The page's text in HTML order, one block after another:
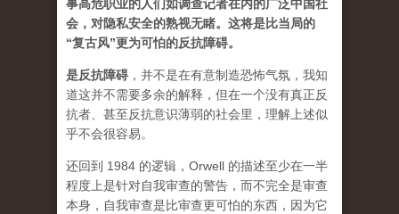
事高危职业的人们如调查记者在内的广泛中国社
会，对隐私安全的熟视无睹。这将是比当局的
“复古风”更为可怕的反抗障碍。
是反抗障碍 ，并不是在有意制造恐怖气氛，我知
道这并不需要多余的解释，但在一个没有真正反
抗者、甚至反抗意识薄弱的社会里，理解上述似
乎不会很容易。
还回到 1984 的逻辑，Orwell 的描述至少在一半
程度上是针对自我审查的警告，而不完全是审查
本身，自我审查是比审查更可怕的东西，因为它